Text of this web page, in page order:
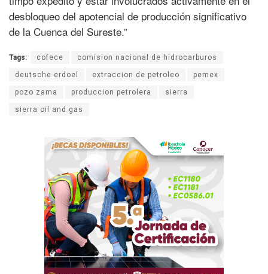
desbloqueo del apotencial de producción significativo
de la Cuenca del Sureste.”
Tags: cofece comision nacional de hidrocarburos
deutsche erdoel extraccion de petroleo pemex
pozo zama produccion petrolera sierra
sierra oil and gas